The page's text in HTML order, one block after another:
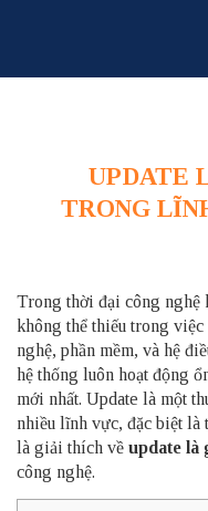
UPDATE
TRONG
Trong thời đại công nghệ
không thể thiếu trong
nghệ, phần mềm, và hệ
hệ thống luôn hoạt động
mới nhất. Update là một
nhiều lĩnh vực, đặc biệt
là giải thích về update là
công nghệ.